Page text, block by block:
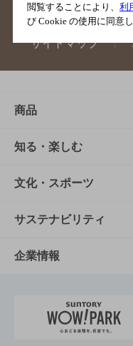
サイトマップ
商品
商品TOP
商品一覧
商品発売情報
栄養成分一覧
知る・楽しむ
知る・楽しむTOP
キャンペーン
工場見学
地域情報
文化・スポーツ
文化・スポーツTOP
サントリーホール
サントリーサンバー
サステナビリティ
サステナビリティ
サントリーが考え
企業情報
企業概要
閲覧することにより、 利
び Cookie の使用に同意